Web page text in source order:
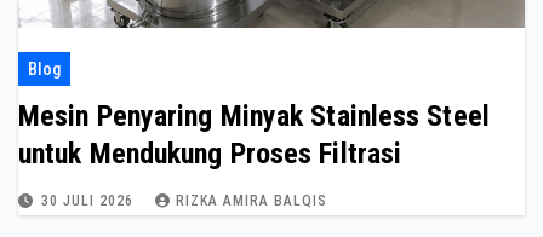
Blog
Mesin Penyaring Minyak Stainless Steel
untuk Mendukung Proses Filtrasi
30 JULI 2026 RIZKA AMIRA BALQIS